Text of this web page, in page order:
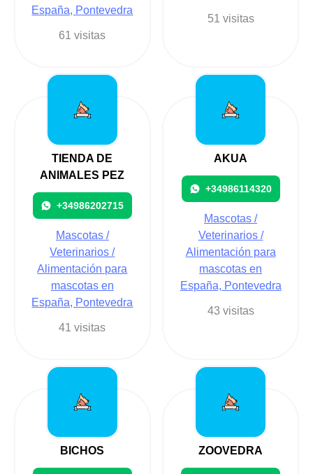
España, Pontevedra
61 visitas
51 visitas
TIENDA DE
ANIMALES PEZ
+34986202715
Mascotas /
Veterinarios /
Alimentación para
mascotas en
España, Pontevedra
41 visitas
AKUA
+34986114320
Mascotas /
Veterinarios /
Alimentación para
mascotas en
España, Pontevedra
43 visitas
BICHOS ZOOVEDRA